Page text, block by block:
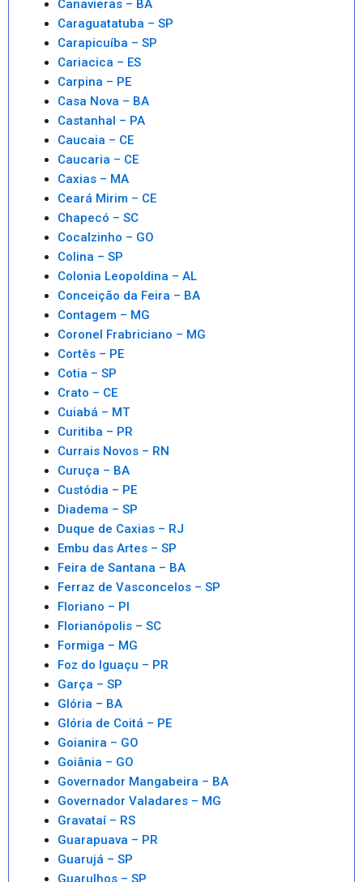
Canavieras – BA
Caraguatatuba – SP
Carapicuíba – SP
Cariacica – ES
Carpina – PE
Casa Nova – BA
Castanhal – PA
Caucaia – CE
Caucaria – CE
Caxias – MA
Ceará Mirim – CE
Chapecó – SC
Cocalzinho – GO
Colina – SP
Colonia Leopoldina – AL
Conceição da Feira – BA
Contagem – MG
Coronel Frabriciano – MG
Cortês – PE
Cotia – SP
Crato – CE
Cuiabá – MT
Curitiba – PR
Currais Novos – RN
Curuça – BA
Custódia – PE
Diadema – SP
Duque de Caxias – RJ
Embu das Artes – SP
Feira de Santana – BA
Ferraz de Vasconcelos – SP
Floriano – PI
Florianópolis – SC
Formiga – MG
Foz do Iguaçu – PR
Garça – SP
Glória – BA
Glória de Coitá – PE
Goianira – GO
Goiânia – GO
Governador Mangabeira – BA
Governador Valadares – MG
Gravataí – RS
Guarapuava – PR
Guarujá – SP
Guarulhos – SP